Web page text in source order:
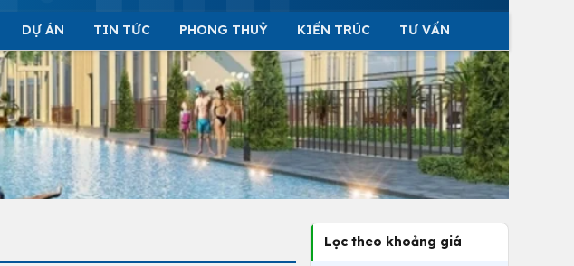
DỰ ÁN TIN TỨC PHONG THUỶ KIẾN TRÚC TƯ VẤN
Lọc theo khoảng giá